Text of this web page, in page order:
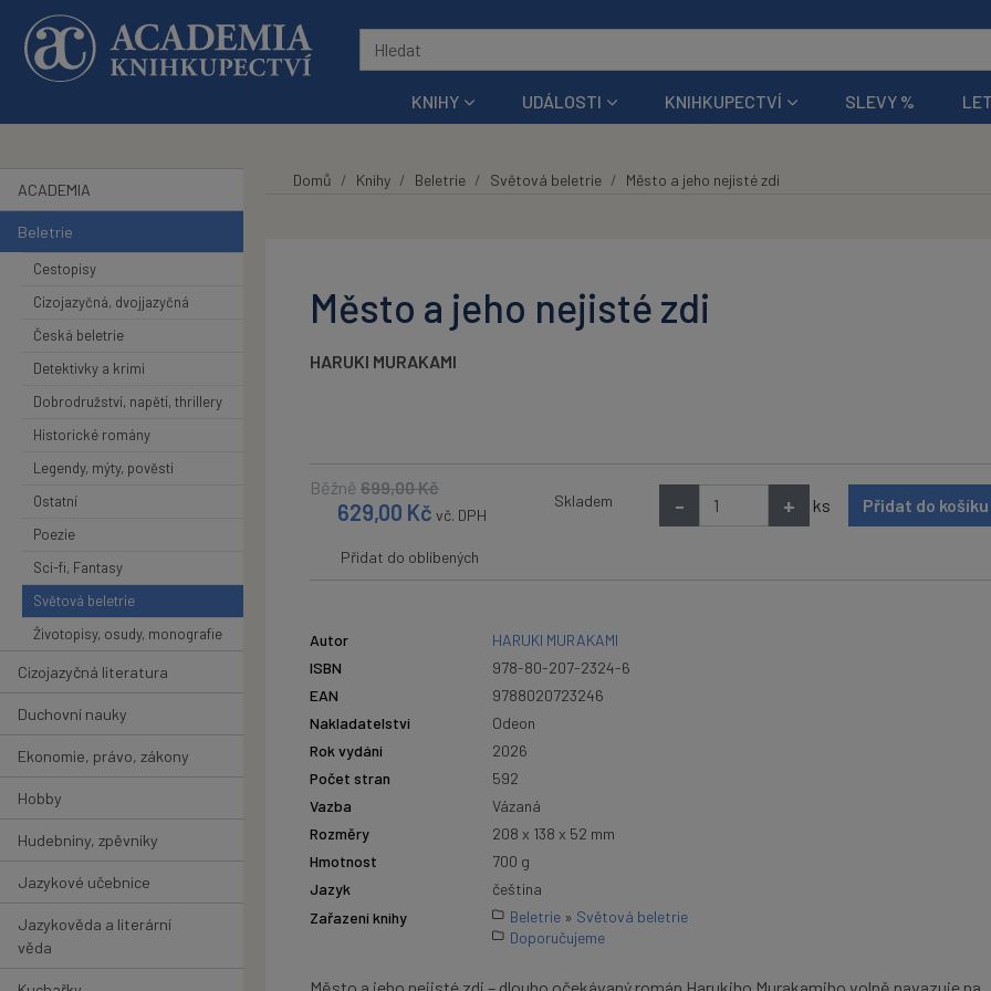
Přeskočit na hlavní obsah
KNIHY UDÁLOSTI KNIHKUPECTVÍ SLEVY %
ACADEMIA
Beletrie
Cestopisy
Cizojazyčná, dvojjazyčná
Česká beletrie
Detektivky a krimi
Dobrodružství, napětí, thrillery
Historické romány
Legendy, mýty, pověsti
Ostatní
Poezie
Sci-fi, Fantasy
Světová beletrie
Životopisy, osudy, monografie
Cizojazyčná literatura
Duchovní nauky
Ekonomie, právo, zákony
Hobby
Hudebniny, zpěvníky
Jazykové učebnice
Jazykověda a literární
věda
Domů Knihy Beletrie Světová beletrie Město a jeho nejisté zdi
Město a jeho nejisté zdi
HARUKI MURAKAMI
Běžně 699,00Kč
629,00 Kč vč. DPH
Skladem - + ks Přidat do košíku
Přidat do oblíbených
Autor
HARUKI MURAKAMI
ISBN
978-80-207-2324-6
EAN
9788020723246
Nakladatelství
Odeon
Rok vydání
2026
Počet stran
592
Vazba
Vázaná
Rozměry
208 x 138 x 52 mm
Hmotnost
700 g
Jazyk
čeština
Zařazení knihy
Beletrie » Světová beletrie
Doporučujeme